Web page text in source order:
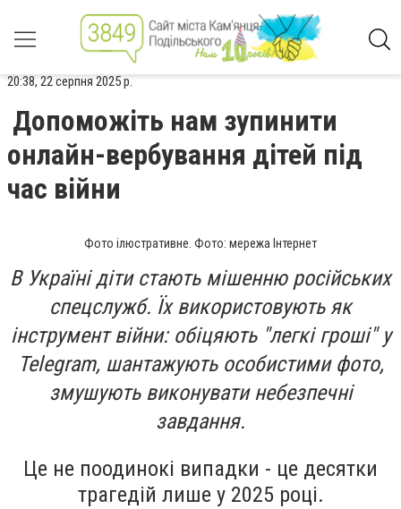
20:38, 22 серпня 2025 р.
Допоможіть нам зупинити
онлайн-вербування дітей під
час війни
Фото ілюстративне. Фото: мережа Інтернет
В Україні діти стають мішенню російських
спецслужб. Їх використовують як
інструмент війни: обіцяють "легкі гроші" у
Telegram, шантажують особистими фото,
змушують виконувати небезпечні
завдання.
Це не поодинокі випадки - це десятки
трагедій лише у 2025 році.